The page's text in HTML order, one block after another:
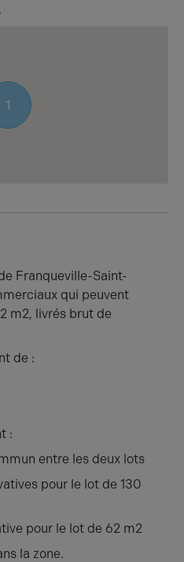
1
Franqueville-Saint-
qui peuvent
m2, livrés brut de
de :
:
entre les deux lots
pour le lot de 130
pour le lot de 62 m2
la zone.